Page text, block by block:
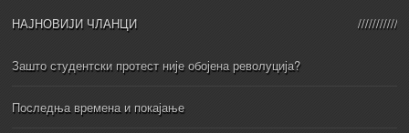
НАЈНОВИЈИ ЧЛАНЦИ
Зашто студентски протест није обојена револуција?
Последња времена и покајање